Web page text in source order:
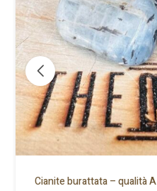
Cianite burattata – qualità A